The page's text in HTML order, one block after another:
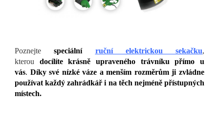
Poznejtespeciální ruční elektrickou sekačku,
kterou docílíte krásně upraveného trávníku přímo u
vás. Díky své nízké váze a menším rozměrům ji zvládne
používat každý zahrádkář i na těch nejméně přístupných
místech.